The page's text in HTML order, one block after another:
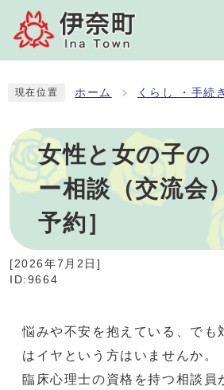
現在位置 ホーム くらし ・手続き
女性と女の子の
ー相談（交流会
予約］
[2026年7月2日]
ID:9664
悩みや不安を抱えている、でも
はイヤという方はいませんか。
臨床心理士の資格を持つ相談員